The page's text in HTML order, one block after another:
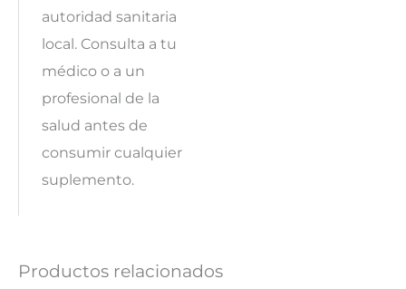
autoridad sanitaria
local. Consulta a tu
médico o a un
profesional de la
salud antes de
consumir cualquier
suplemento.
Productos relacionados